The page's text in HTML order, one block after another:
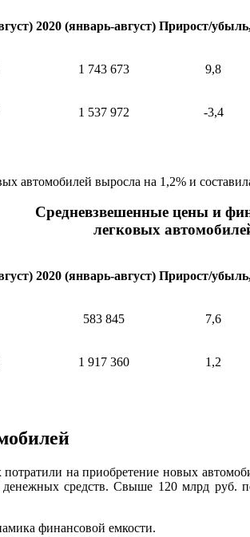
2020 (январь-август) Прирост/
1 743 673 9,8
1 537 972 -3,4
автомобилей выросла на 1,2% и
Средневзвешенные цены и
легковых
2020 (январь-август) Прирост/
583 845 7,6
1 917 360 1,2
потратили на приобретение новых
средств. Свыше 120 млрд руб.
финансовой емкости.